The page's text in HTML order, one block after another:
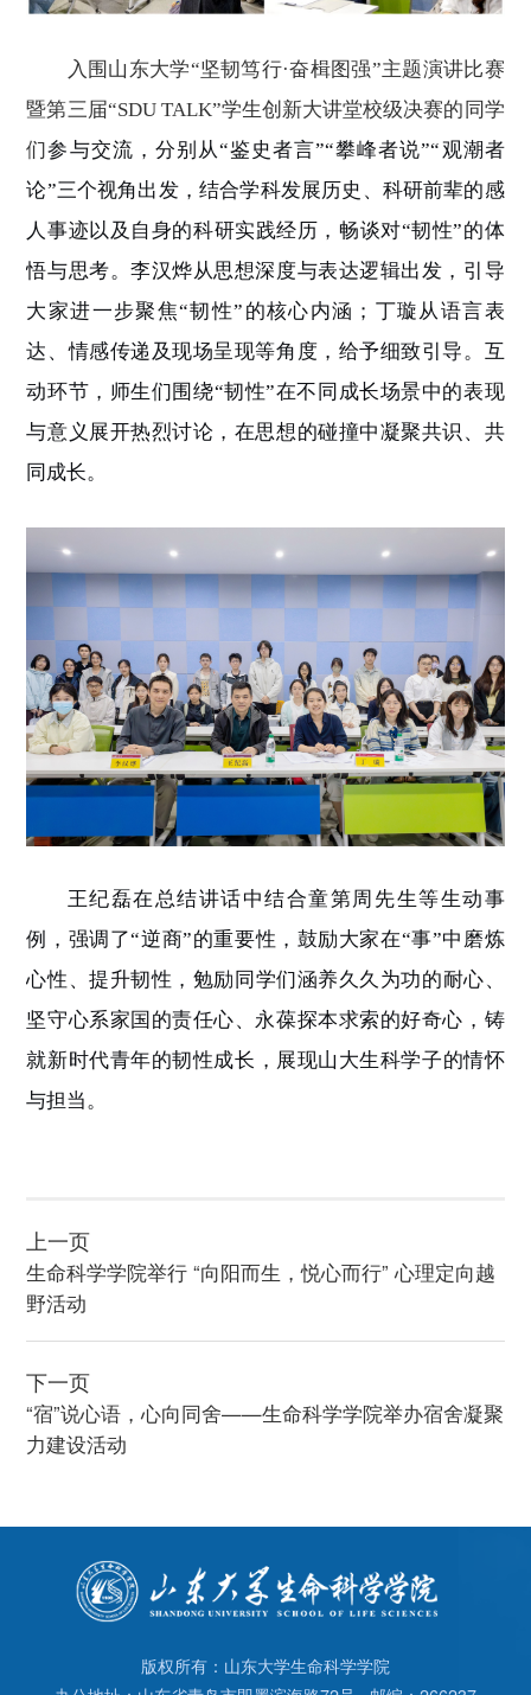
入围山东大学“坚韧笃行·奋楫图强”主题演讲比赛
暨第三届“SDU TALK”学生创新大讲堂校级决赛的同学
们参与交流，分别从“鉴史者言”“攀峰者说”“观潮者
论”三个视角出发，结合学科发展历史、科研前辈的感
人事迹以及自身的科研实践经历，畅谈对“韧性”的体
悟与思考。李汉烨从思想深度与表达逻辑出发，引导
大家进一步聚焦“韧性”的核心内涵 ； 丁璇从语言表
达、情感传递及现场呈现等角度，给予细致引导。互
动环节， 师生们 围绕“韧性”在不同成长场景中的表现
与意义展开热烈讨论，在思想的碰撞中凝聚共识、共
同成长。
王纪磊在总结讲话中结合童第周先生等生动事
例，强调了“逆商”的重要性，鼓励大家在“事”中磨炼
心性、提升韧性 ， 勉励同学们涵养久久为功的耐心、
坚守心系家国的责任心、永葆探本求索的好奇心，铸
就新时代青年的韧性成长 ， 展现山大生科学子的情怀
与担当。
上一页
生命科学学院举行 “向阳而生，悦心而行” 心理定向越
野活动
下一页
“宿”说心语，心向同舍——生命科学学院举办宿舍凝聚
力建设活动
版权所有：山东大学生命科学学院